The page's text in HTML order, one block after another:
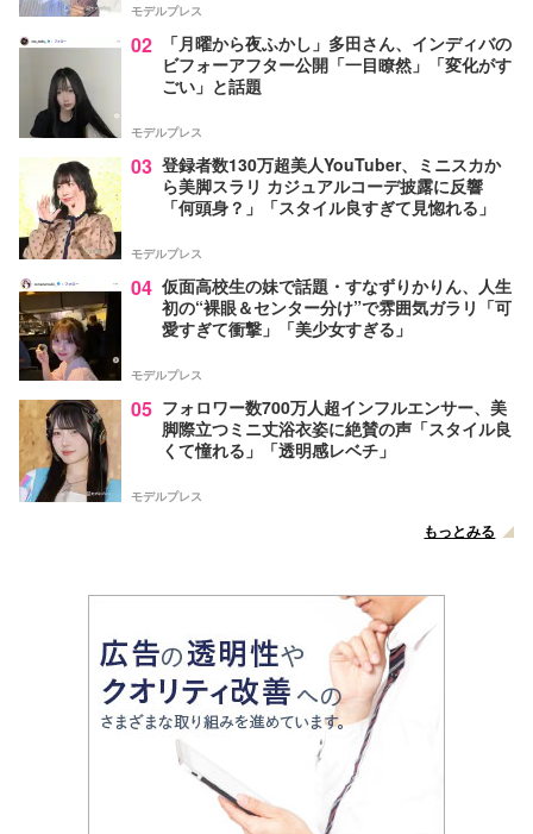
モデルプレス
02
「月曜から夜ふかし」多田さん、インディバの
ビフォーアフター公開「一目瞭然」「変化がす
ごい」と話題
モデルプレス
03 登録者数130万超美人YouTuber、ミニスカか
ら美脚スラリ カジュアルコーデ披露に反響
「何頭身？」「スタイル良すぎて見惚れる」
モデルプレス
04 仮面高校生の妹で話題・すなずりかりん、人生
初の“裸眼＆センター分け”で雰囲気ガラリ「可
愛すぎて衝撃」「美少女すぎる」
モデルプレス
05 フォロワー数700万人超インフルエンサー、美
脚際立つミニ丈浴衣姿に絶賛の声「スタイル良
くて憧れる」「透明感レベチ」
モデルプレス
もっとみる